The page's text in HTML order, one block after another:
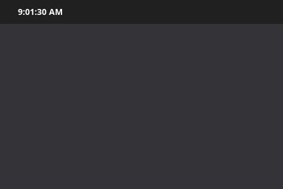
to
9:01:32 AM